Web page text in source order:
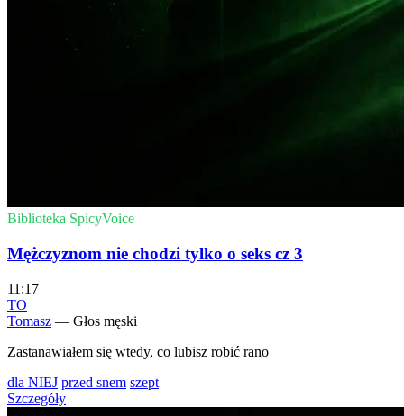
Biblioteka SpicyVoice
Mężczyznom nie chodzi tylko o seks cz 3
11:17
TO
Tomasz — Głos męski
Zastanawiałem się wtedy, co lubisz robić rano
dla NIEJ przed snem szept
Szczegóły